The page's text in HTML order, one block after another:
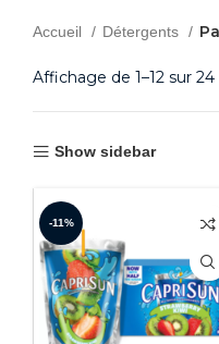
Accueil Détergents
Affichage de 1–12 sur
Show sidebar
-11%